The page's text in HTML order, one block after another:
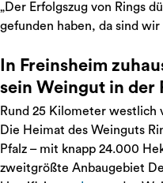
„Der Erfolgszug von Rings
gefunden haben, da sind wir
In Freinsheim
sein Weingut in der
Rund 25 Kilometer
Die Heimat des Weinguts
Pfalz – mit knapp 24.000
zweitgrößte Anbaugebiet